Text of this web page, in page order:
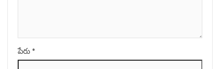
పేరు *